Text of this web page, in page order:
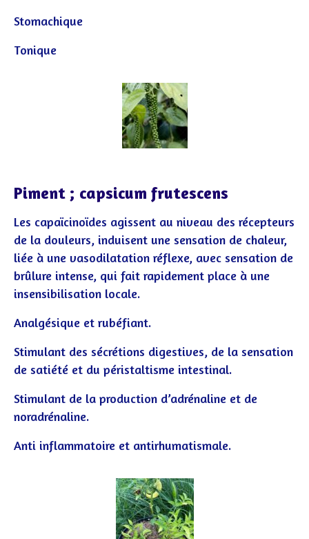
Stomachique
Tonique
Piment ; capsicum frutescens
Les capaïcinoïdes agissent au niveau des récepteurs
de la douleurs, induisent une sensation de chaleur,
liée à une vasodilatation réflexe, avec sensation de
brûlure intense, qui fait rapidement place à une
insensibilisation locale.
Analgésique et rubéfiant.
Stimulant des sécrétions digestives, de la sensation
de satiété et du péristaltisme intestinal.
Stimulant de la production d’adrénaline et de
noradrénaline.
Anti inflammatoire et antirhumatismale.